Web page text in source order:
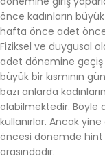
önce kadınların
hafta önce adet
Fiziksel ve duygusal
adet dönemine geçiş
büyük bir kısmının
bazı anlarda
olabilmektedir. Böyle
kullanırlar. Ancak
öncesi dönemde hint
arasındadır.